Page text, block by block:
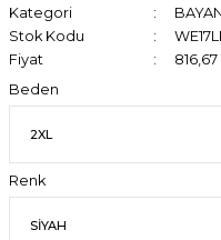
Kategori
Stok Kodu
Fiyat
Beden
Renk